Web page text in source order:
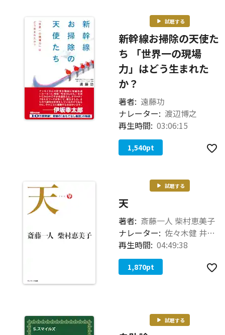
試聴する
新幹線お掃除の天使た
ち 「世界一の現場
力」はどう生まれた
か？
著者: 遠藤功
ナレーター: 渡辺博之
再生時間: 03:06:15
1,540pt
試聴する
天
著者: 斎藤一人 柴村恵美子
ナレーター:
佐々木健 井上澪
再生時間: 04:49:38
1,870pt
試聴する